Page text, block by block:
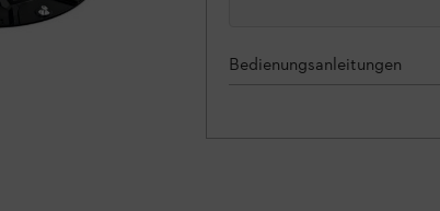
Bedienungsanleitungen